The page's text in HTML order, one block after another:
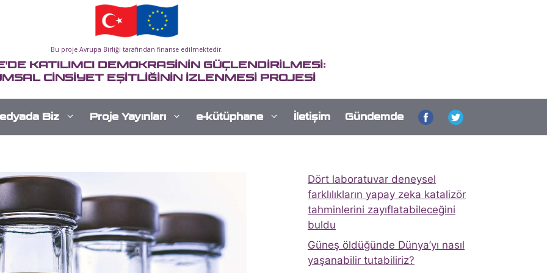
Bu proje Avrupa Birliği tarafından finanse edilmektedir.
KATILIMCI DEMOKRASİNİN GÜÇLENDİRİLMESİ:
CİNSİYET EŞİTLİĞİNİN İZLENMESİ PROJESİ
Biz Proje Yayınları e-kütüphane İletişim Gündemde
Dört laboratuvar deneysel
farklılıkların yapay zeka katalizör
tahminlerini zayıflatabileceğini
buldu
Güneş öldüğünde Dünya’yı nasıl
yaşanabilir tutabiliriz?